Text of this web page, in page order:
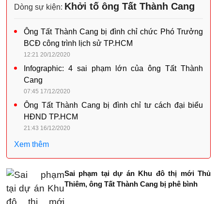
Dòng sự kiện: Khởi tố ông Tất Thành Cang
Ông Tất Thành Cang bị đình chỉ chức Phó Trưởng
BCĐ công trình lịch sử TP.HCM
12:21 20/12/2020
Infographic: 4 sai phạm lớn của ông Tất Thành
Cang
07:45 17/12/2020
Ông Tất Thành Cang bị đình chỉ tư cách đại biểu
HĐND TP.HCM
21:43 16/12/2020
Xem thêm
Sai phạm tại dự án Khu đô thị mới Thủ
Thiêm, ông Tất Thành Cang bị phê bình